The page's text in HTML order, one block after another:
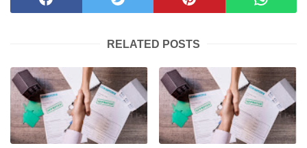
RELATED POSTS